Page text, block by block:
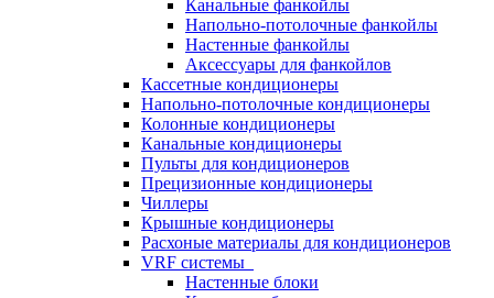
Канальные фанкойлы
Напольно-потолочные фанкойлы
Настенные фанкойлы
Аксессуары для фанкойлов
Кассетные кондиционеры
Напольно-потолочные кондиционеры
Колонные кондиционеры
Канальные кондиционеры
Пульты для кондиционеров
Прецизионные кондиционеры
Чиллеры
Крышные кондиционеры
Расхоные материалы для кондиционеров
VRF системы
Настенные блоки